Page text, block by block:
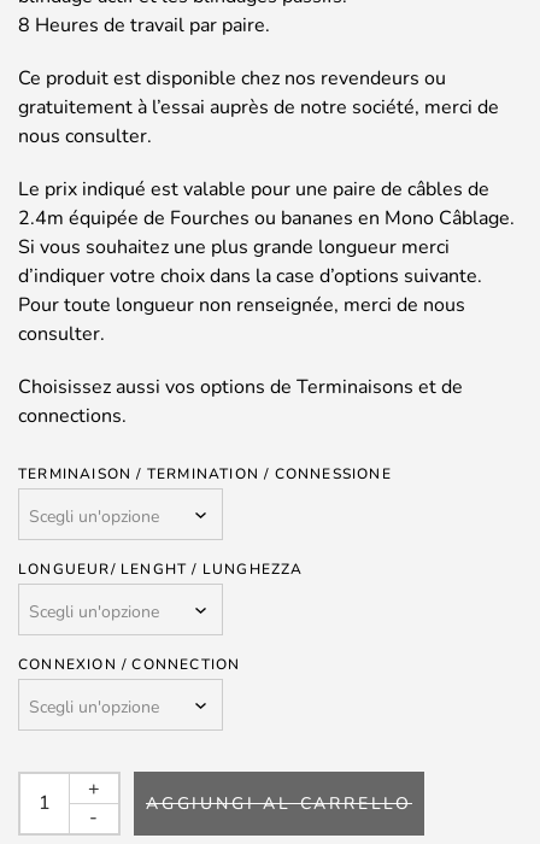
8 Heures de travail par paire.
Ce produit est disponible chez nos revendeurs ou
gratuitement à l’essai auprès de notre société, merci de
nous consulter.
Le prix indiqué est valable pour une paire de câbles de
2.4m équipée de Fourches ou bananes en Mono Câblage.
Si vous souhaitez une plus grande longueur merci
d’indiquer votre choix dans la case d’options suivante.
Pour toute longueur non renseignée, merci de nous
consulter.
Choisissez aussi vos options de Terminaisons et de
connections.
TERMINAISON / TERMINATION / CONNESSIONE
LONGUEUR/ LENGHT / LUNGHEZZA
CONNEXION / CONNECTION
ELEMENT
TUNGSTEN
-
+
AGGIUNGI AL CARRELLO